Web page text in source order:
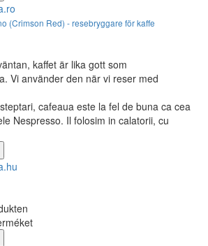
(Crimson Red) - resebryggare för kaffe
kaffet är lika gott som
Vi använder den när vi reser med
cafeaua este la fel de buna ca cea
Nespresso. Il folosim in calatorii, cu